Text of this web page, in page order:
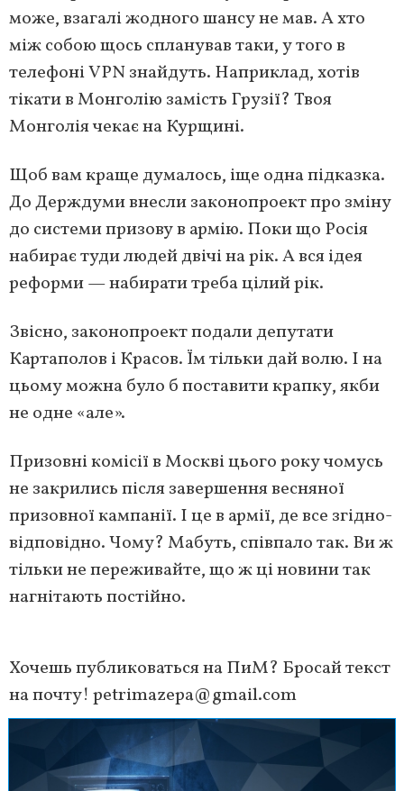
може, взагалі жодного шансу не мав. А хто
між собою щось спланував таки, у того в
телефоні VPN знайдуть. Наприклад, хотів
тікати в Монголію замість Грузії? Твоя
Монголія чекає на Курщині.
Щоб вам краще думалось, іще одна підказка.
До Держдуми внесли законопроект про зміну
до системи призову в армію. Поки що Росія
набирає туди людей двічі на рік. А вся ідея
реформи — набирати треба цілий рік.
Звісно, законопроект подали депутати
Картаполов і Красов. Їм тільки дай волю. І на
цьому можна було б поставити крапку, якби
не одне «але».
Призовні комісії в Москві цього року чомусь
не закрились після завершення весняної
призовної кампанії. І це в армії, де все згідно-
відповідно. Чому? Мабуть, співпало так. Ви ж
тільки не переживайте, що ж ці новини так
нагнітають постійно.
Хочешь публиковаться на ПиМ? Бросай текст
на почту! petrimazepa@gmail.com